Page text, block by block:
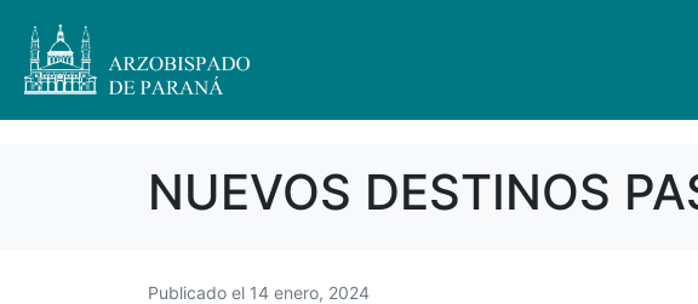
NUEVOS DESTINOS
Publicado el 14 enero, 2024